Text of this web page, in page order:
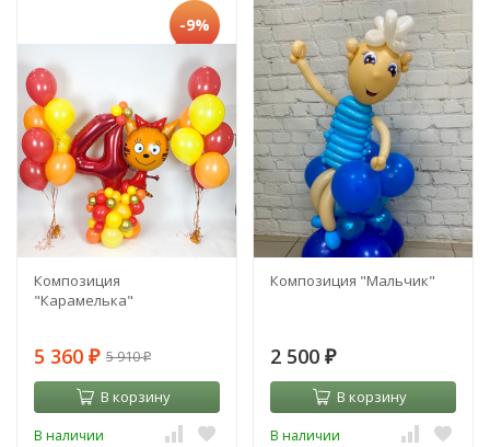
-9%
Композиция
"Карамелька"
5 360 ₽ 5 910₽
В корзину
В наличии
Композиция "Мальчик"
2 500 ₽
В корзину
В наличии